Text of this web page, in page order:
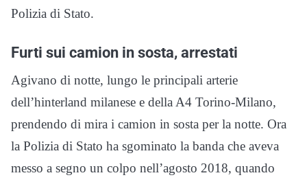
Polizia di Stato.
Furti sui camion in sosta, arrestati
Agivano di notte, lungo le principali arterie
dell’hinterland milanese e della A4 Torino-Milano,
prendendo di mira i camion in sosta per la notte. Ora
la Polizia di Stato ha sgominato la banda che aveva
messo a segno un colpo nell’agosto 2018, quando